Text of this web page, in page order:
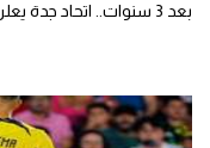
بعد 3 سنوات.. اتحاد جدة يعلن رحيل فابينيو